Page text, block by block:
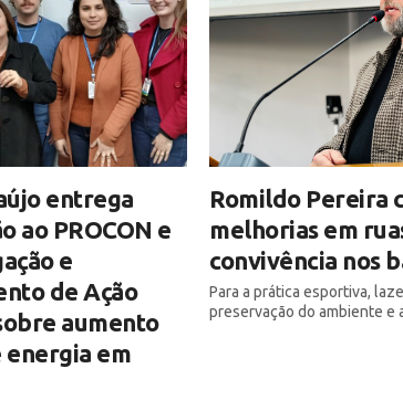
entrega
ao PROCON e
e
de Ação
aumento
energia em
Romildo Pereira
melhorias em
convivência nos
Para a prática esportiva,
preservação do ambiente e